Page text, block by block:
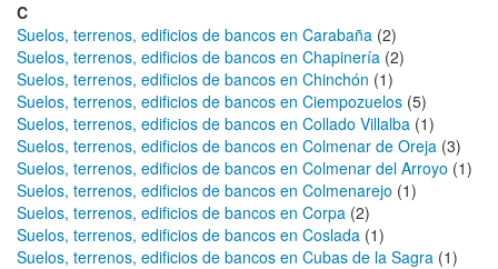
C
Suelos, terrenos, edificios de bancos en Carabaña (2)
Suelos, terrenos, edificios de bancos en Chapinería (2)
Suelos, terrenos, edificios de bancos en Chinchón (1)
Suelos, terrenos, edificios de bancos en Ciempozuelos (5)
Suelos, terrenos, edificios de bancos en Collado Villalba (1)
Suelos, terrenos, edificios de bancos en Colmenar de Oreja (3)
Suelos, terrenos, edificios de bancos en Colmenar del Arroyo (1)
Suelos, terrenos, edificios de bancos en Colmenarejo (1)
Suelos, terrenos, edificios de bancos en Corpa (2)
Suelos, terrenos, edificios de bancos en Coslada (1)
Suelos, terrenos, edificios de bancos en Cubas de la Sagra (1)